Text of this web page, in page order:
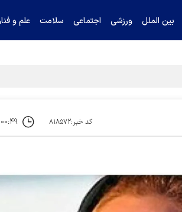
بین الملل ورزشی اجتماعی سلامت علم و
کد خبر:۸۱۸۵۷۲ ۰۰:۴۹